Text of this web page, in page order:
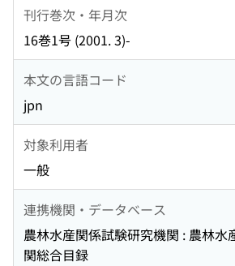
刊行巻次・年月次
16巻1号 (2001. 3)-
本文の言語コード
jpn
対象利用者
一般
連携機関・データベース
農林水産関係試験研究機関 : 農林水
関総合目録